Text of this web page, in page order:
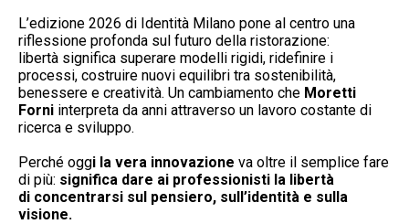
L’edizione 2026 di Identità Milano pone al centro una
riflessione profonda sul futuro della ristorazione:
libertà significa superare modelli rigidi, ridefinire i
processi, costruire nuovi equilibri tra sostenibilità,
benessere e creatività. Un cambiamento che Moretti
Forni interpreta da anni attraverso un lavoro costante di
ricerca e sviluppo.
Perché oggi la vera innovazione va oltre il semplice fare
di più: significa dare ai professionisti la libertà
di concentrarsi sul pensiero, sull’identità e sulla
visione.